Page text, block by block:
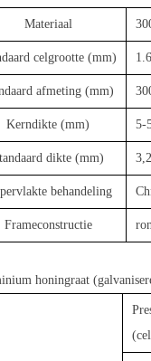
Materiaal
celgrootte (mm)
afmeting (mm)
Kerndikte (mm) 5-
dikte (mm)
behandeling
Frameconstructie
honingraat